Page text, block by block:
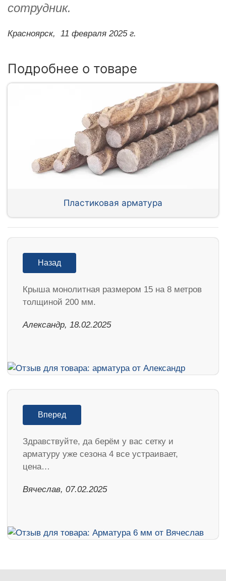
сотрудник.
Красноярск, 11 февраля 2025 г.
Подробнее о товаре
Пластиковая арматура
Назад
Крыша монолитная размером 15 на 8 метров
толщиной 200 мм.
Александр, 18.02.2025
Вперед
Здравствуйте, да берём у вас сетку и
арматуру уже сезона 4 все устраивает,
цена…
Вячеслав, 07.02.2025